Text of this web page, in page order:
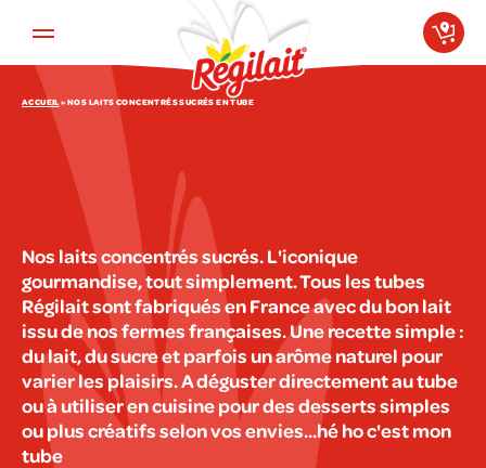
ACCUEIL»NOS LAITS CONCENTRÉS SUCRÉS EN TUBE
Nos laits concentrés sucrés. L'iconique
gourmandise, tout simplement. Tous les tubes
Régilait sont fabriqués en France avec du bon lait
issu de nos fermes françaises. Une recette simple :
du lait, du sucre et parfois un arôme naturel pour
varier les plaisirs. A déguster directement au tube
ou à utiliser en cuisine pour des desserts simples
ou plus créatifs selon vos envies...hé ho c'est mon
tube